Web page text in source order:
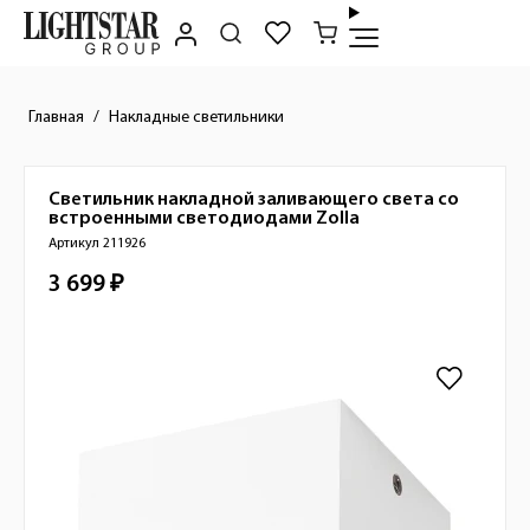
Главная Накладные светильники
Краткое описание товара
Светильник накладной заливающего света со
встроенными светодиодами Zolla
Артикул 211926
Стоимость товара
3 699 ₽